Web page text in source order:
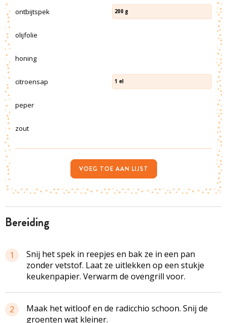
bereiding
1
Snij het spek in reepjes en bak ze in een pan
zonder vetstof. Laat ze uitlekken op een stukje
keukenpapier. Verwarm de ovengrill voor.
2
Maak het witloof en de radicchio schoon. Snij de
groenten wat kleiner.
ontbijtspek 200 g
olijfolie
honing
citroensap 1 el
peper
zout
VOEG TOE AAN LIJST